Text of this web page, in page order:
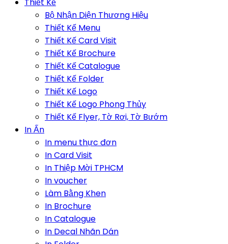
Thiết Kế
Bộ Nhận Diện Thương Hiệu
Thiết Kế Menu
Thiết Kế Card Visit
Thiết Kế Brochure
Thiết Kế Catalogue
Thiết Kế Folder
Thiết Kế Logo
Thiết Kế Logo Phong Thủy
Thiết Kế Flyer, Tờ Rơi, Tờ Bướm
In Ấn
In menu thực đơn
In Card Visit
In Thiệp Mời TPHCM
In voucher
Làm Bằng Khen
In Brochure
In Catalogue
In Decal Nhãn Dán